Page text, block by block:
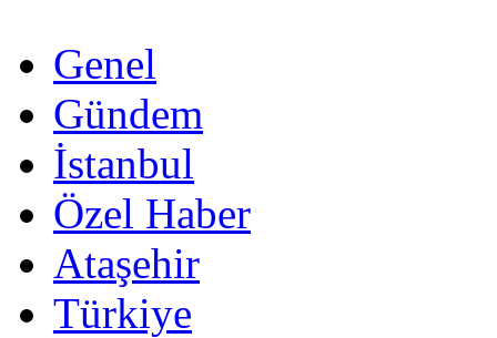
Genel
Gündem
İstanbul
Özel Haber
Ataşehir
Türkiye